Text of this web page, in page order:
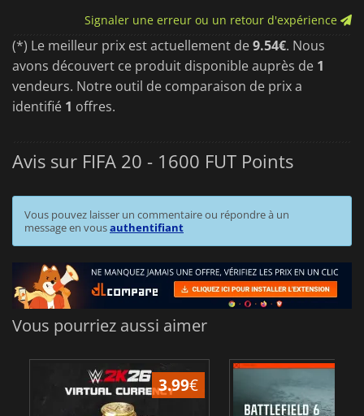
Signaler une erreur ou un retour d'expérience
(*) Le meilleur prix est actuellement de9.54€. Nous
avons découvert ce produit disponible auprès de 1
vendeurs. Notre outil de comparaison de prix a
identifié 1 offres.
Avis sur FIFA 20 - 1600 FUT Points
Vous pouvez laisser un commentaire ou répondre à un
message en vousauthentifiant
Vous pourriez aussi aimer
3.99€